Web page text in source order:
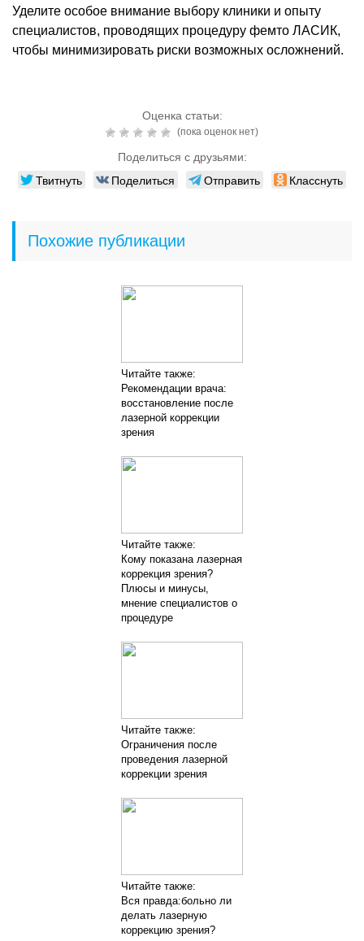
Уделите особое внимание выбору клиники и опыту
специалистов, проводящих процедуру фемто ЛАСИК,
чтобы минимизировать риски возможных осложнений.
Оценка статьи:
(пока оценок нет)
Поделиться с друзьями:
Твитнуть Поделиться Отправить Класснуть
Похожие публикации
Читайте также:
Рекомендации врача:
восстановление после
лазерной коррекции
зрения
Читайте также:
Кому показана лазерная
коррекция зрения?
Плюсы и минусы,
мнение специалистов о
процедуре
Читайте также:
Ограничения после
проведения лазерной
коррекции зрения
Читайте также:
Вся правда:больно ли
делать лазерную
коррекцию зрения?